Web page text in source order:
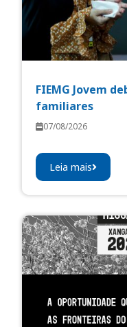
FIEMG Jovem
familiares
07/08/2026
Leia mais